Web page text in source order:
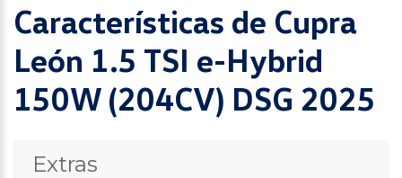
Características de Cupra
León 1.5 TSI e-Hybrid
150W (204CV) DSG 2025
Extras